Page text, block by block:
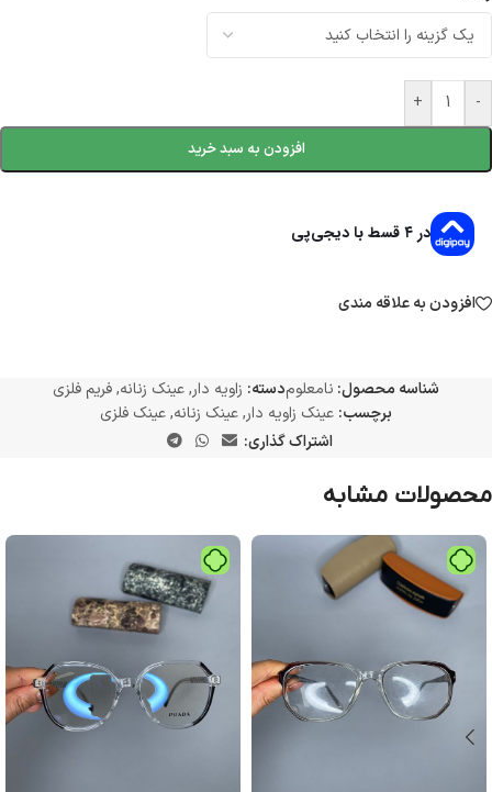
-
+
افزودن به سبد خرید
در ۴ قسط با دیجی‌پی
افزودن به علاقه مندی
شناسه محصول: نامعلومدسته: زاویه دار,عینک زنانه,فریم فلزی
برچسب: عینک زاویه دار,عینک زنانه,عینک فلزی
اشتراک گذاری:
محصولات مشابه